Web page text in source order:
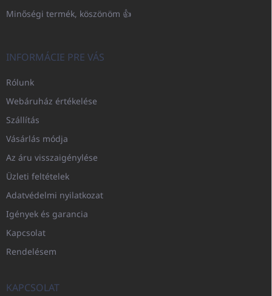
Minőségi termék, köszönöm 👍
INFORMÁCIE PRE VÁS
Rólunk
Webáruház értékelése
Szállítás
Vásárlás módja
Az áru visszaigénylése
Üzleti feltételek
Adatvédelmi nyilatkozat
Igények és garancia
Kapcsolat
Rendelésem
KAPCSOLAT